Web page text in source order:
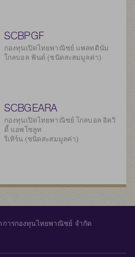
SCBPGF
กองทุนเปิดไทยพาณิชย์ แพลทตินัม
โกลบอล ฟันด์ (ชนิดสะสมมูลค่า)
SCBGEARA
กองทุนเปิดไทยพาณิชย์ โกลบอล อิควิ
ตี้ แอพโซลูท
รีเทิร์น (ชนิดสะสมมูลค่า)
การกองทุนไทยพาณิชย์ จำกัด